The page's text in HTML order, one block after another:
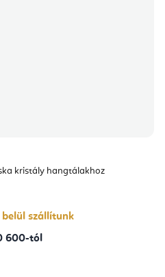
kristály hangtálakhoz
szállítunk
600-tól